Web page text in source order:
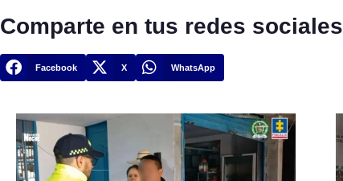
Comparte en tus redes sociales
Facebook X WhatsApp